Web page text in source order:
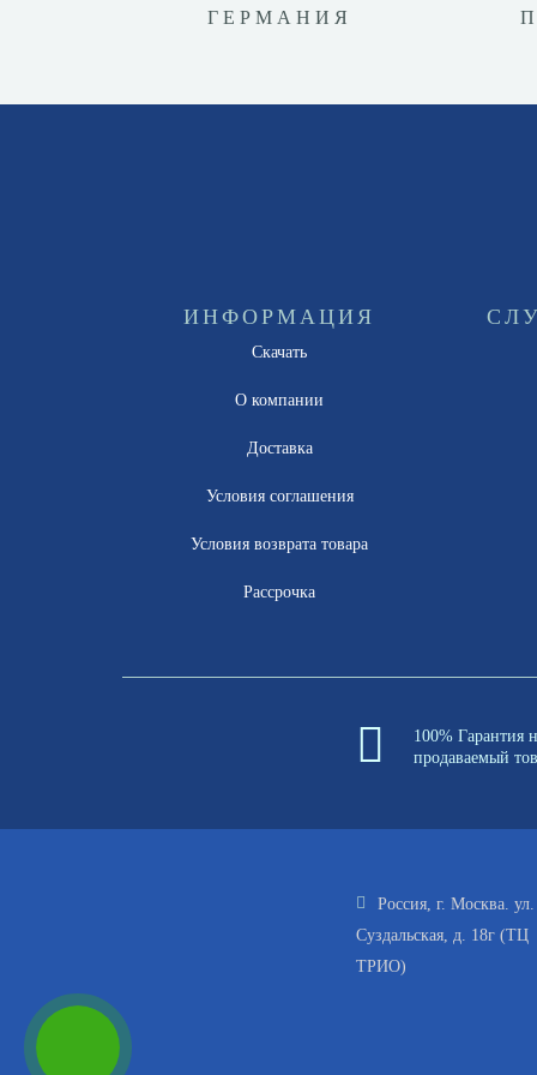
ГЕРМАНИЯ
ИНФОРМАЦИЯ
Скачать
О компании
Доставка
Условия соглашения
Условия возврата товара
Рассрочка
100% Гарантия
продаваемый
Россия, г. Москва. ул.
Суздальская, д. 18г (ТЦ
ТРИО)